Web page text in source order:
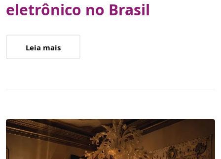
eletrônico no Brasil
Leia mais